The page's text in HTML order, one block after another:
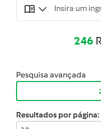
246
Pesquisa avançada
Resultados por página: